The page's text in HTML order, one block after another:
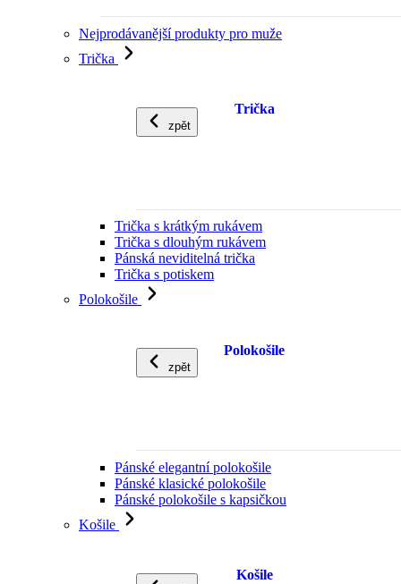
Nejprodávanější produkty pro muže
Trička
zpět
Trička
Trička s krátkým rukávem
Trička s dlouhým rukávem
Pánská neviditelná trička
Trička s potiskem
Polokošile
zpět
Polokošile
Pánské elegantní polokošile
Pánské klasické polokošile
Pánské polokošile s kapsičkou
Košile
Košile